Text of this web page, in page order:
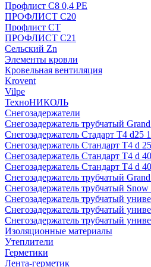
Профлист С8 0,4 РЕ
ПРОФЛИСТ С20
Профлист СТ
ПРОФЛИСТ С21
Сельский Zn
Элементы кровли
Кровельная вентиляция
Krovent
Vilpe
ТехноНИКОЛЬ
Снегозадержатели
Снегозадержатель трубчатый
Снегозадержатель Стадарт Т4 d25
Снегозадержатель Стандарт Т4 d
Снегозадержатель Стандарт Т4 d
Снегозадержатель Стандарт Т4 d
Снегозадержатель трубчатый
Снегозадержатель трубчатый
Снегозадержатель трубчатый
Снегозадержатель трубчатый
Снегозадержатель трубчатый
Изоляционные материалы
Утеплители
Герметики
Лента-герметик